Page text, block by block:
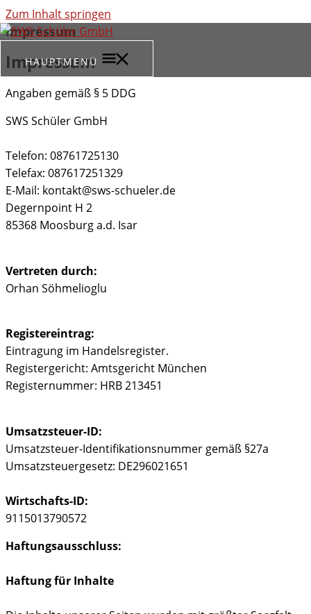
Zum Inhalt springen
HAUPTMENÜ
Impressum
Impressum
Angaben gemäß § 5 DDG
SWS Schüler GmbH
Telefon: 08761725130
Telefax: 087617251329
E-Mail: kontakt@sws-schueler.de
Degernpoint H 2
85368 Moosburg a.d. Isar
Vertreten durch:
Orhan Söhmelioglu
Registereintrag:
Eintragung im Handelsregister.
Registergericht: Amtsgericht München
Registernummer: HRB 213451
Umsatzsteuer-ID:
Umsatzsteuer-Identifikationsnummer gemäß §27a
Umsatzsteuergesetz: DE296021651
Wirtschafts-ID:
9115013790572
Haftungsausschluss:
Haftung für Inhalte